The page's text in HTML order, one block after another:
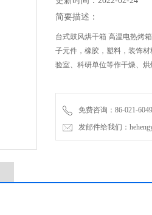
简要描述：
台式鼓风烘干箱 高温电热烤
子元件，橡胶，塑料，装饰
验室、科研单位等作干燥、烘
免费咨询：86-021-
发邮件给我们：